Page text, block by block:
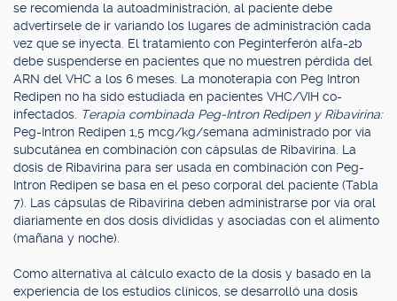
se recomienda la autoadministración, al paciente debe
advertírsele de ir variando los lugares de administración cada
vez que se inyecta. El tratamiento con Peginterferón alfa-2b
debe suspenderse en pacientes que no muestren pérdida del
ARN del VHC a los 6 meses. La monoterapia con Peg Intron
Redipen no ha sido estudiada en pacientes VHC/VIH co-
infectados. Terapia combinada Peg-Intron Redipen y Ribavirina:
Peg-Intron Redipen 1,5 mcg/kg/semana administrado por vía
subcutánea en combinación con cápsulas de Ribavirina. La
dosis de Ribavirina para ser usada en combinación con Peg-
Intron Redipen se basa en el peso corporal del paciente (Tabla
7). Las cápsulas de Ribavirina deben administrarse por vía oral
diariamente en dos dosis divididas y asociadas con el alimento
(mañana y noche).
Como alternativa al cálculo exacto de la dosis y basado en la
experiencia de los estudios clínicos, se desarrolló una dosis